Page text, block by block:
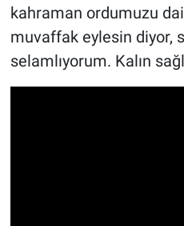
kahraman ordumuzu
muvaffak eylesin diyor,
selamlıyorum. Kalın